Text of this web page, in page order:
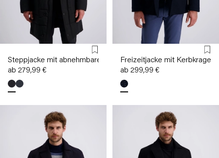
Steppjacke mit abnehmbarer Kapuze
ab 279,99 €
Freizeitjacke mit Kerbkragen
ab 299,99 €